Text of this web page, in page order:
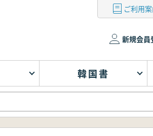
ご利用
新規会員
韓国書